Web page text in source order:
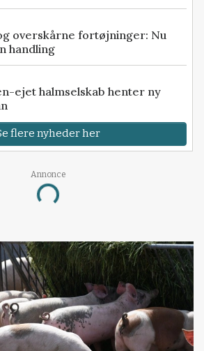
overskårne fortøjninger: Nu
handling
ejet halmselskab henter ny
flere nyheder her
Annonce
Loading...